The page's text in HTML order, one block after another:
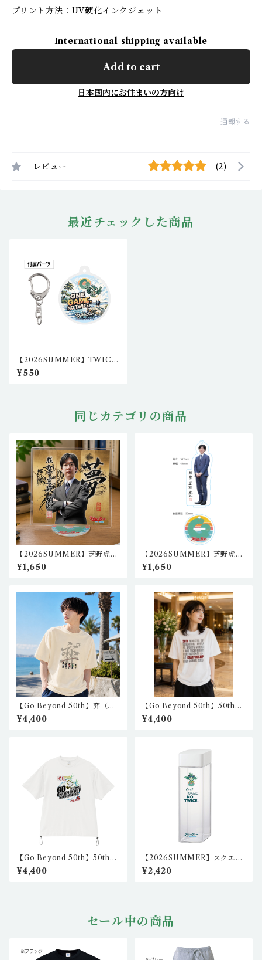
プリント方法：UV硬化インクジェット
International shipping available
Add to cart
日本国内にお住まいの方向け
通報する
レビュー (2)
最近チェックした商品
【2026SUMMER】TWICE
クロウ2アクリルキーホルダ
ー・丸型 igo-ak-05
¥550
同じカテゴリの商品
【2026SUMMER】芝野虎丸
棋聖アクリルスタンド1 igo-
as-01
¥1,650
【2026SUMMER】芝野虎丸
棋聖 2wayアクリルスタンド
igo-as-02
¥1,650
【Go Beyond 50th】弈（え
き）リラックスフィットシャ
ツ（アイボリー）
¥4,400
【Go Beyond 50th】50th
リラックスフィットシャツ4
（ホワイト） nkc-rft-02
¥4,400
【Go Beyond 50th】50th
リラックスフィットシャツ1
（ホワイト） nkc-rft-01
¥4,400
【2026SUMMER】スクエア
クリアボトル 500ml igo-bt
l-01
¥2,420
セール中の商品